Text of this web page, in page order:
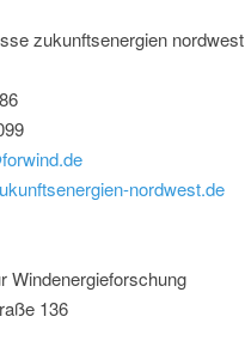
zukunftsenergien nordwest
nordwest.de
Windenergieforschung
136